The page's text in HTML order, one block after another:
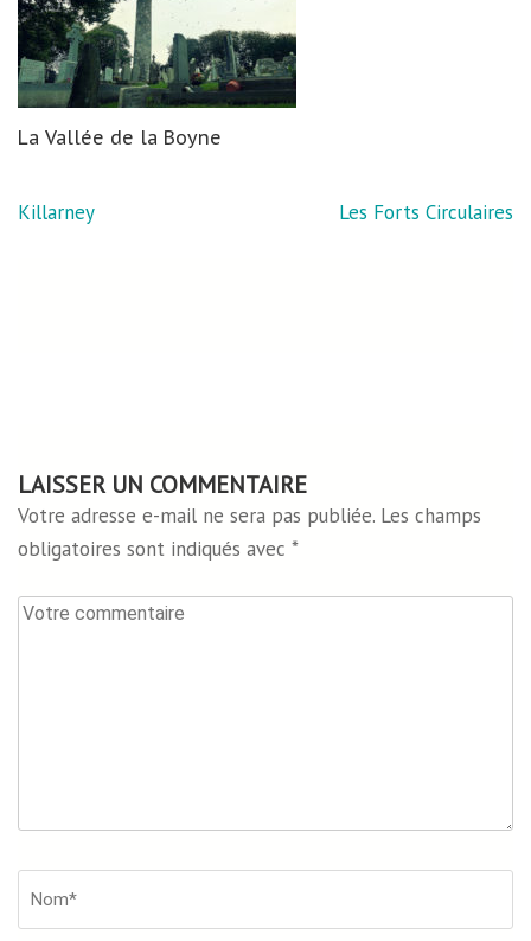
La Vallée de la Boyne
Navigation
Killarney Les Forts Circulaires
LAISSER UN COMMENTAIRE
Votre adresse e-mail ne sera pas publiée. Les champs
obligatoires sont indiqués avec *
Votre